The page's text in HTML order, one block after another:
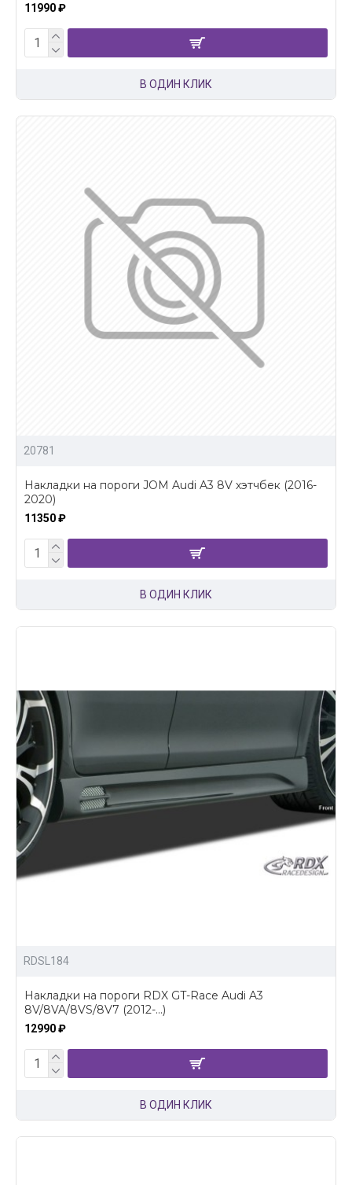
11990 ₽
В ОДИН КЛИК
20781
Накладки на пороги JOM Audi A3 8V хэтчбек (2016-
2020)
11350 ₽
В ОДИН КЛИК
RDSL184
Накладки на пороги RDX GT-Race Audi A3
8V/8VA/8VS/8V7 (2012-...)
12990 ₽
В ОДИН КЛИК